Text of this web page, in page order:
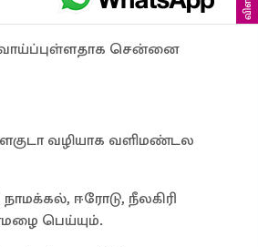
வாய்ப்புள்ளதாக சென்னை
வழியாக வளிமண்டல
ஈரோடு, நீலகிரி
பெய்யும்.